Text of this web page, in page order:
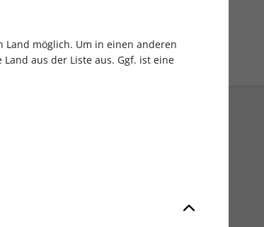
Exklusive Rabatte
Land möglich. Um in einen anderen
aus der Liste aus. Ggf. ist eine